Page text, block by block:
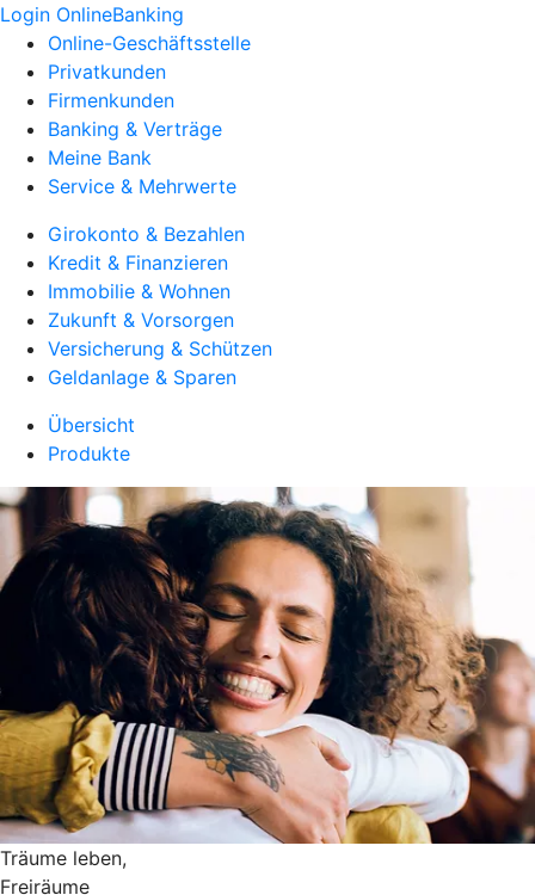
Login OnlineBanking
Online-Geschäftsstelle
Privatkunden
Firmenkunden
Banking & Verträge
Meine Bank
Service & Mehrwerte
Girokonto & Bezahlen
Kredit & Finanzieren
Immobilie & Wohnen
Zukunft & Vorsorgen
Versicherung & Schützen
Geldanlage & Sparen
Übersicht
Produkte
Träume leben,
Freiräume